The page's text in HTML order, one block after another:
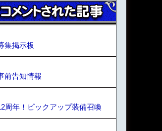
集掲示板
前告知情報
周年！ピックアップ装備召喚